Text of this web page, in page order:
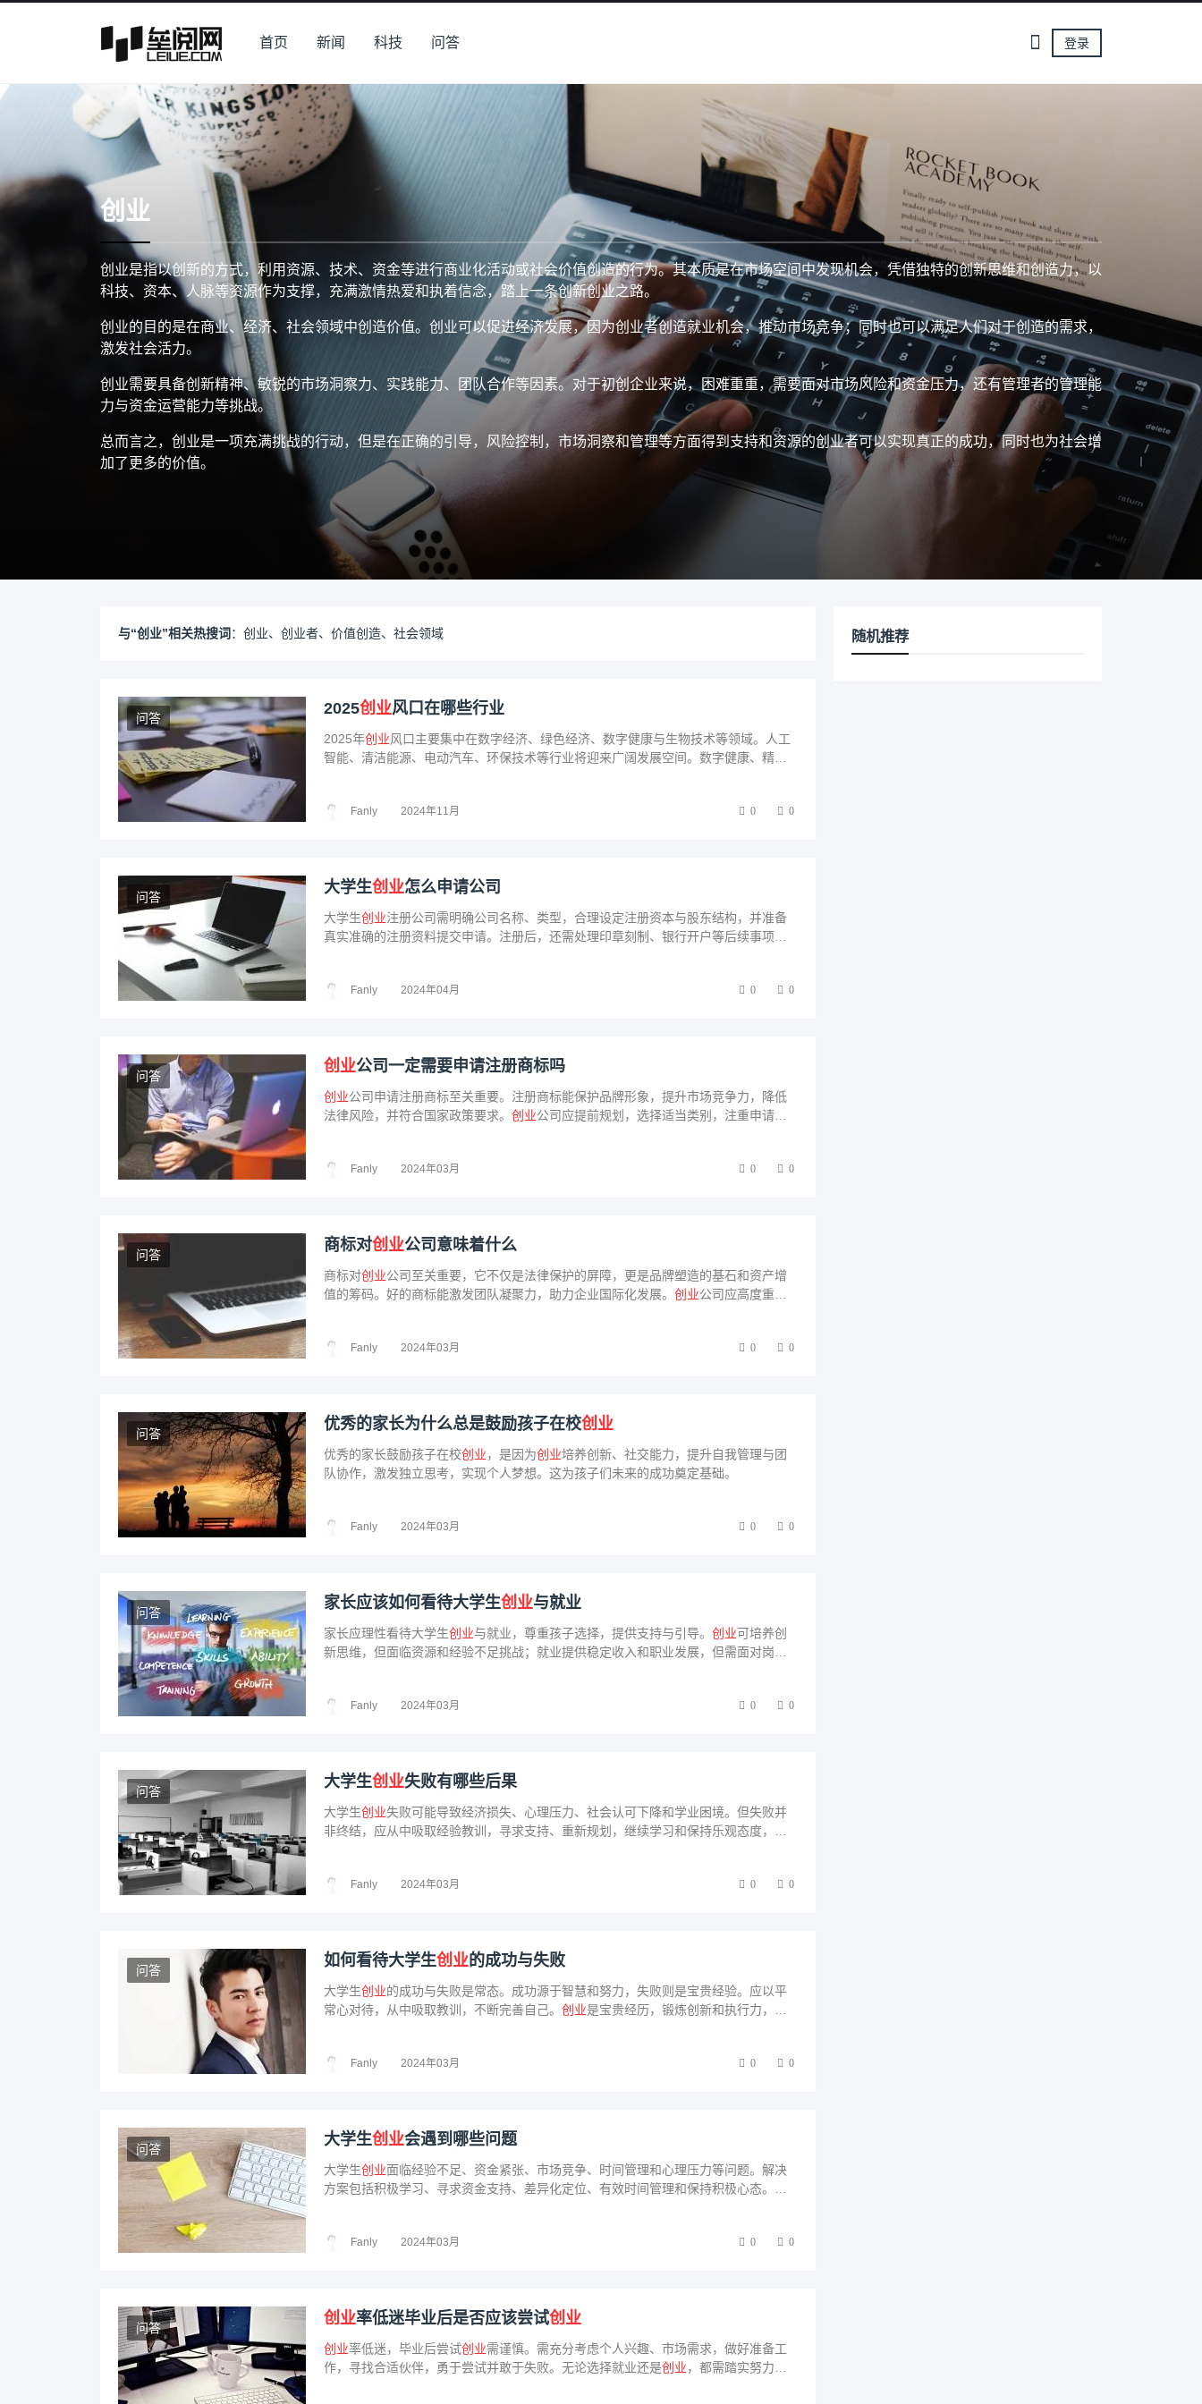
首页 新闻 科技 问答 登录
创业
创业是指以创新的方式，利用资源、技术、资金等进行商业化活动或社会价值创造的行为。其本质是在市场空间中发现机会，凭借独特的创新思维和创造力，以
科技、资本、人脉等资源作为支撑，充满激情热爱和执着信念，踏上一条创新创业之路。
创业的目的是在商业、经济、社会领域中创造价值。创业可以促进经济发展，因为创业者创造就业机会，推动市场竞争；同时也可以满足人们对于创造的需求，
激发社会活力。
创业需要具备创新精神、敏锐的市场洞察力、实践能力、团队合作等因素。对于初创企业来说，困难重重，需要面对市场风险和资金压力，还有管理者的管理能
力与资金运营能力等挑战。
总而言之，创业是一项充满挑战的行动，但是在正确的引导，风险控制，市场洞察和管理等方面得到支持和资源的创业者可以实现真正的成功，同时也为社会增
加了更多的价值。
与“创业”相关热搜词 ： 创业、 创业者、 价值创造、 社会领域
问答
2025创业风口在哪些行业
2025年创业风口主要集中在数字经济、绿色经济、数字健康与生物技术等领域。人工
智能、清洁能源、电动汽车、环保技术等行业将迎来广阔发展空间。数字健康、精准
Fanly 2024年11月 0 0
问答
大学生创业怎么申请公司
大学生创业注册公司需明确公司名称、类型，合理设定注册资本与股东结构，并准备
真实准确的注册资料提交申请。注册后，还需处理印章刻制、银行开户等后续事项，
Fanly 2024年04月 0 0
问答
创业公司一定需要申请注册商标吗
创业公司申请注册商标至关重要。注册商标能保护品牌形象，提升市场竞争力，降低
法律风险，并符合国家政策要求。 创业公司应提前规划，选择适当类别，注重申请质
Fanly 2024年03月 0 0
问答
商标对创业公司意味着什么
商标对创业公司至关重要，它不仅是法律保护的屏障，更是品牌塑造的基石和资产增
值的筹码。好的商标能激发团队凝聚力，助力企业国际化发展。 创业公司应高度重视
Fanly 2024年03月 0 0
问答
优秀的家长为什么总是鼓励孩子在校创业
优秀的家长鼓励孩子在校创业，是因为创业培养创新、社交能力，提升自我管理与团
队协作，激发独立思考，实现个人梦想。这为孩子们未来的成功奠定基础。
Fanly 2024年03月 0 0
问答
家长应该如何看待大学生创业与就业
家长应理性看待大学生创业与就业，尊重孩子选择，提供支持与引导。 创业可培养创
新思维，但面临资源和经验不足挑战；就业提供稳定收入和职业发展，但需面对岗位
Fanly 2024年03月 0 0
问答
大学生创业失败有哪些后果
大学生创业失败可能导致经济损失、心理压力、社会认可下降和学业困境。但失败并
非终结，应从中吸取经验教训，寻求支持、重新规划，继续学习和保持乐观态度，最
Fanly 2024年03月 0 0
问答
如何看待大学生创业的成功与失败
大学生创业的成功与失败是常态。成功源于智慧和努力，失败则是宝贵经验。应以平
常心对待，从中吸取教训，不断完善自己。 创业是宝贵经历，锻炼创新和执行力，为
Fanly 2024年03月 0 0
问答
大学生创业会遇到哪些问题
大学生创业面临经验不足、资金紧张、市场竞争、时间管理和心理压力等问题。解决
方案包括积极学习、寻求资金支持、差异化定位、有效时间管理和保持积极心态。成
Fanly 2024年03月 0 0
问答
创业率低迷毕业后是否应该尝试创业
创业率低迷，毕业后尝试创业需谨慎。需充分考虑个人兴趣、市场需求，做好准备工
作，寻找合适伙伴，勇于尝试并敢于失败。无论选择就业还是创业，都需踏实努力，
随机推荐